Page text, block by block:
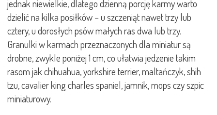
jednak niewielkie, dlatego dzienną porcję karmy warto
dzielić na kilka posiłków – u szczeniąt nawet trzy lub
cztery, u dorosłych psów małych ras dwa lub trzy.
Granulki w karmach przeznaczonych dla miniatur są
drobne, zwykle poniżej 1 cm, co ułatwia jedzenie takim
rasom jak chihuahua, yorkshire terrier, maltańczyk, shih
tzu, cavalier king charles spaniel, jamnik, mops czy szpic
miniaturowy.